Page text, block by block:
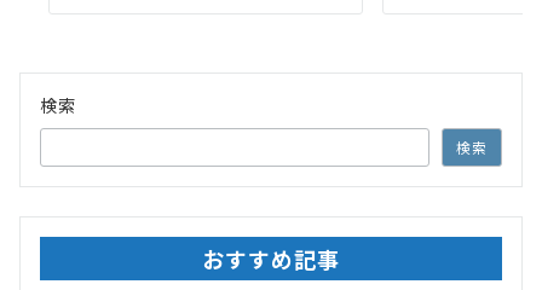
検索
検索
おすすめ記事